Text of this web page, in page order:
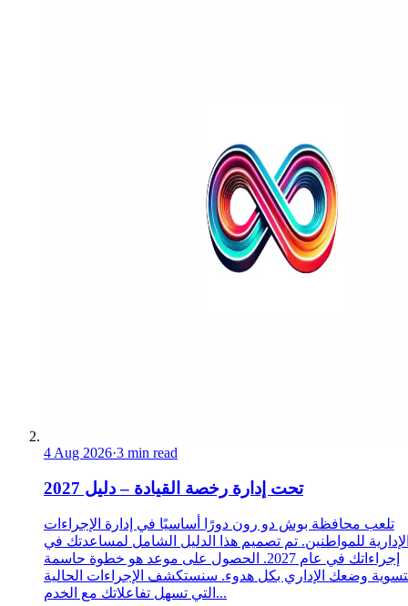
4 Aug 2026·3 min read
تحت إدارة رخصة القيادة – دليل 2027
تلعب محافظة بوش دو رون دورًا أساسيًا في إدارة الإجراءات
للمواطنين. تم تصميم هذا الدليل الشامل لمساعدتك في
إجراءاتك في عام 2027. الحصول على موعد هو خطوة حاسمة
وضعك الإداري بكل هدوء. سنستكشف الإجراءات الحالية
التي تسهل تفاعلاتك مع الخدم...